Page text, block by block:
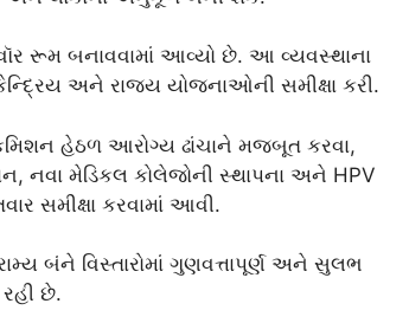
રૂમ બનાવવામાં આવ્યો છે. આ વ્યવસ્થાના
અને રાજ્ય યોજનાઓની સમીક્ષા કરી.
હેઠળ આરોગ્ય ઢાંચાને મજબૂત કરવા,
નવા મેડિકલ કોલેજોની સ્થાપના અને HPV
સમીક્ષા કરવામાં આવી.
બંને વિસ્તારોમાં ગુણવત્તાપૂર્ણ અને સુલભ
છે.